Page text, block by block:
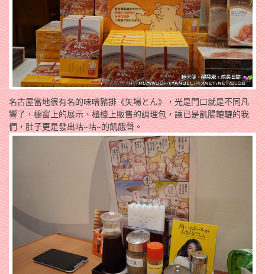
名古屋當地很有名的味噌豬排《矢場とん》，光是門口就是不同凡
響了，櫥窗上的展示、櫃檯上販售的調理包，讓已是飢腸轆轆的我
們，肚子更是發出咕~咕~的飢餓聲。